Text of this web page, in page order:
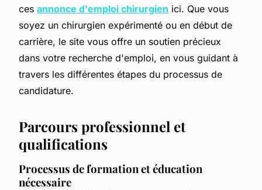
ces annonce d'emploi chirurgien ici. Que vous
soyez un chirurgien expérimenté ou en début de
carrière, le site vous offre un soutien précieux
dans votre recherche d'emploi, en vous guidant à
travers les différentes étapes du processus de
candidature.
Parcours professionnel et
qualifications
Processus de formation et éducation
nécessaire